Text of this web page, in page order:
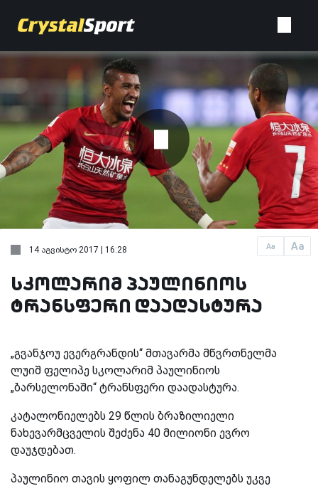
Aa Aa
14 აგვისტო 2017 | 16:28
სკოლარიმ პაულინიოს
ტრანსფერი დაადასტურა
„გვანჯოუ ევერგრანდის“ მთავარმა მწვრთნელმა
ლუიშ ფელიპე სკოლარიმ პაულინიოს
„ბარსელონაში“ ტრანსფერი დაადასტურა.
კატალონიელებს 29 წლის ბრაზილიელი
ნახევარმცველის შეძენა 40 მილიონი ევრო
დაუჯდებათ.
პაულინიო თავის ყოფილ თანაგუნდელებს უკვე